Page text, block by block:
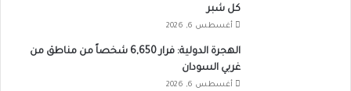
كل شبر
أغسطس 6, 2026
الهجرة الدولية: فرار 6,650 شخصاً من مناطق من
غربي السودان
أغسطس 6, 2026